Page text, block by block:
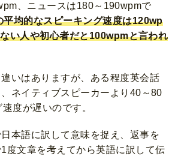
、ニュースは180～190wpmで
平均的なスピーキング速度は120wp
い人や初心者だと100wpmと言われ
いはありますが、ある程度英会話
ネイティブスピーカーより40～80
度が遅いのです。
本語に訳して意味を捉え、返事を
度文章を考えてから英語に訳して伝